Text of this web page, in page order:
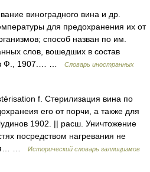
виноградного вина и др.
для предохранения их от
способ назван по им.
слов, вошедших в состав
Ф., 1907.… …
Словарь иностранных
f. Стерилизация вина по
его от порчи, а также для
1902. || расш. Уничтожение
посредством нагревания не
…
Исторический словарь галлицизмов